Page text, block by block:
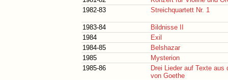
1982-83
Streichquartett Nr. 1
1983-84
Bildnisse II
1984
Exil
1984-85
Belshazar
1985
Mysterion
1985-86
Drei Lieder auf Texte
von Goethe